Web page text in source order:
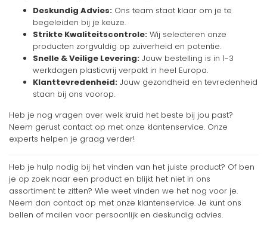
Deskundig Advies: Ons team staat klaar om je te
begeleiden bij je keuze.
Strikte Kwaliteitscontrole: Wij selecteren onze
producten zorgvuldig op zuiverheid en potentie.
Snelle & Veilige Levering: Jouw bestelling is in 1-3
werkdagen plasticvrij verpakt in heel Europa.
Klanttevredenheid: Jouw gezondheid en tevredenheid
staan bij ons voorop.
Heb je nog vragen over welk kruid het beste bij jou past?
Neem gerust contact op met onze klantenservice. Onze
experts helpen je graag verder!
Heb je hulp nodig bij het vinden van het juiste product? Of ben
je op zoek naar een product en blijkt het niet in ons
assortiment te zitten? Wie weet vinden we het nog voor je.
Neem dan contact op met onze klantenservice. Je kunt ons
bellen of mailen voor persoonlijk en deskundig advies.